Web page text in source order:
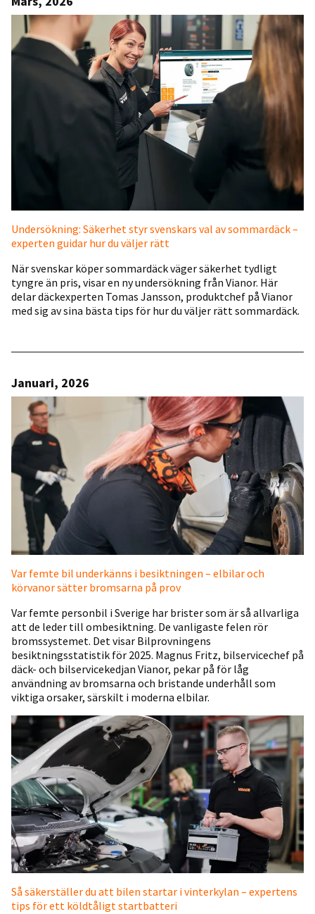
Undersökning: Säkerhet styr svenskars val av sommardäck –
experten guidar hur du väljer rätt
När svenskar köper sommardäck väger säkerhet tydligt
tyngre än pris, visar en ny undersökning från Vianor. Här
delar däckexperten Tomas Jansson, produktchef på Vianor
med sig av sina bästa tips för hur du väljer rätt sommardäck.
Januari, 2026
Var femte bil underkänns i besiktningen – elbilar och
körvanor sätter bromsarna på prov
Var femte personbil i Sverige har brister som är så allvarliga
att de leder till ombesiktning. De vanligaste felen rör
bromssystemet. Det visar Bilprovningens
besiktningsstatistik för 2025. Magnus Fritz, bilservicechef på
däck- och bilservicekedjan Vianor, pekar på för låg
användning av bromsarna och bristande underhåll som
viktiga orsaker, särskilt i moderna elbilar.
Så säkerställer du att bilen startar i vinterkylan – expertens
tips för ett köldtåligt startbatteri